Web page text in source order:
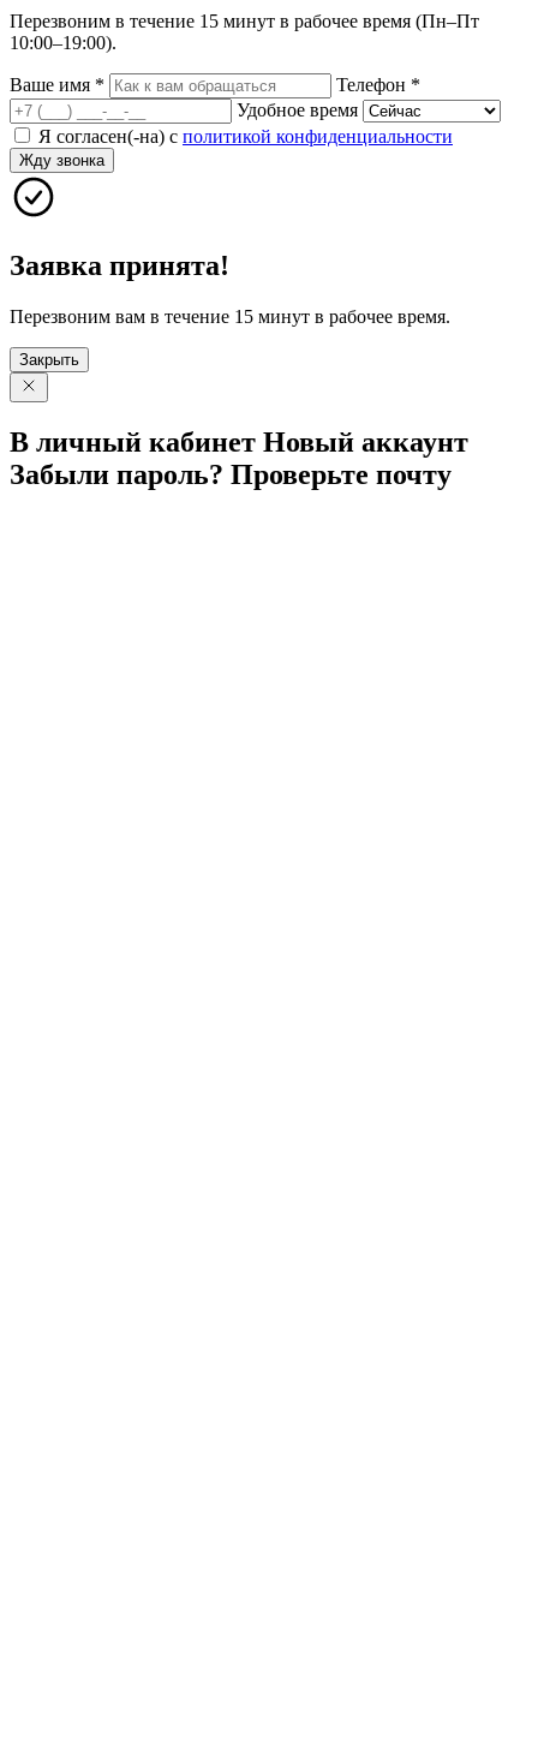
Перезвоним в течение 15 минут в рабочее время (Пн–Пт
10:00–19:00).
Ваше имя * Телефон *
Удобное время
Я согласен(-на) с политикой конфиденциальности
Жду звонка
Заявка принята!
Перезвоним вам в течение 15 минут в рабочее время.
Закрыть
В личный кабинет Новый аккаунт
Забыли пароль? Проверьте почту